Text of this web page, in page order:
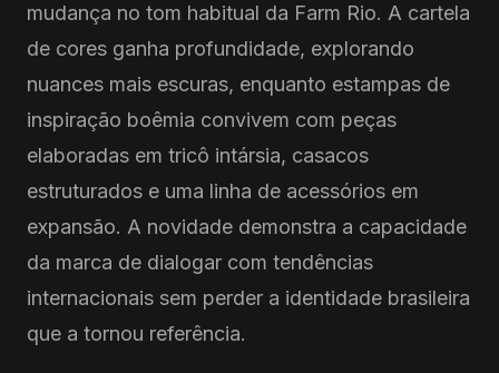
mudança no tom habitual da Farm Rio. A cartela
de cores ganha profundidade, explorando
nuances mais escuras, enquanto estampas de
inspiração boêmia convivem com peças
elaboradas em tricô intársia, casacos
estruturados e uma linha de acessórios em
expansão. A novidade demonstra a capacidade
da marca de dialogar com tendências
internacionais sem perder a identidade brasileira
que a tornou referência.